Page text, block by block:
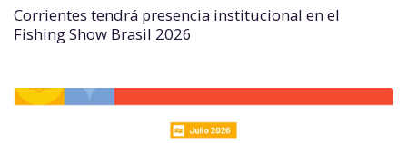
Corrientes tendrá presencia institucional en el
Fishing Show Brasil 2026